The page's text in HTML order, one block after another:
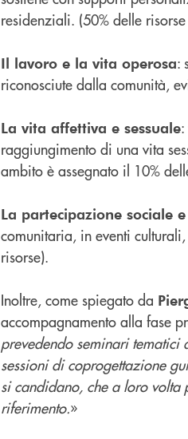
residenziali. (50% delle
Il lavoro e la vita operosa:
riconosciute dalla comunità,
La vita affettiva e sessuale
raggiungimento di una vita
ambito è assegnato il 10%
La partecipazione sociale
comunitaria, in eventi
risorse).
Inoltre, come spiegato da
accompagnamento alla fase
prevedendo seminari
sessioni di coprogettazione
si candidano, che a loro
riferimento.»